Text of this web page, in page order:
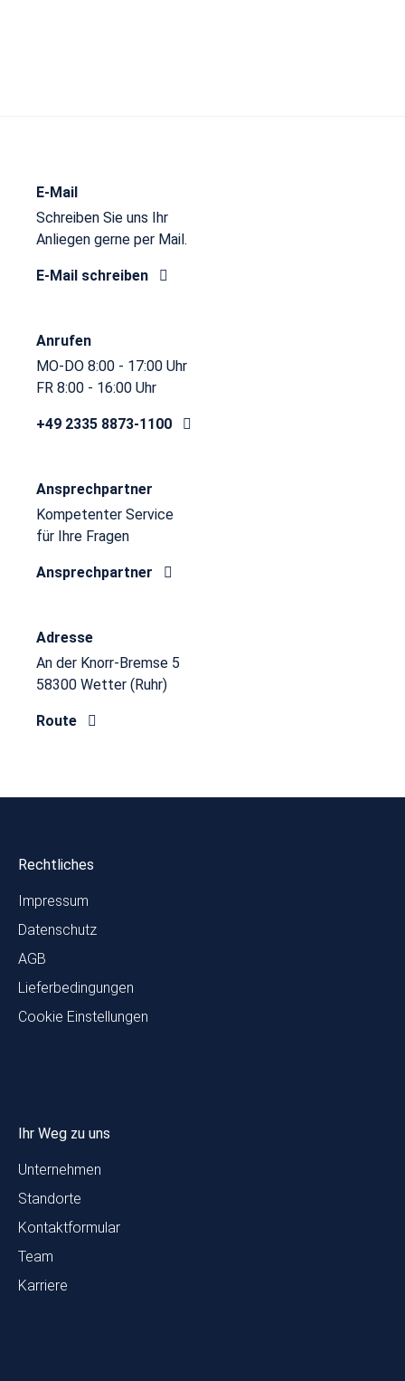
E-Mail
Schreiben Sie uns Ihr
Anliegen gerne per Mail.
E-Mail schreiben
Anrufen
MO-DO 8:00 - 17:00 Uhr
FR 8:00 - 16:00 Uhr
+49 2335 8873-1100
Ansprechpartner
Kompetenter Service
für Ihre Fragen
Ansprechpartner
Adresse
An der Knorr-Bremse 5
58300 Wetter (Ruhr)
Route
Rechtliches
Impressum
Datenschutz
AGB
Lieferbedingungen
Cookie Einstellungen
Ihr Weg zu uns
Unternehmen
Standorte
Kontaktformular
Team
Karriere